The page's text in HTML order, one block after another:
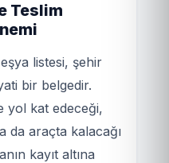
Teslim
listesi, şehir
bir belgedir.
yol kat edeceği,
da araçta kalacağı
kayıt altına